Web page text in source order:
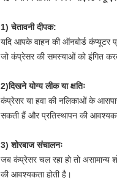
1) चेतावनी दीपक:
यदि आपके वाहन की ऑनबोर्ड कंप्यूटर
जो कंप्रेसर की समस्याओं को इंगित
2)दिखने योग्य लीक या क्षतिः
कंप्रेसर या हवा की नलिकाओं के आसपास
सकती हैं और प्रतिस्थापन की
3) शोरबाज संचालनः
जब कंप्रेसर चल रहा हो तो
की आवश्यकता होती है।